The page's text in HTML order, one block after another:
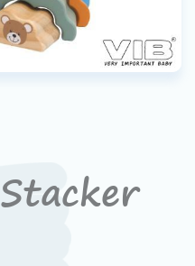
Devenir un revendeur
VIB®